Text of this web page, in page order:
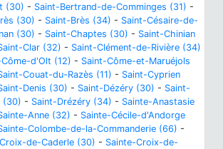
(30) - Saint-Bertrand-de-Comminges (31) -
(30) - Saint-Brès (34) - Saint-Césaire-de-
(30) - Saint-Chaptes (30) - Saint-Chinian
Clar (32) - Saint-Clément-de-Rivière (34)
d'Olt (12) - Saint-Côme-et-Maruéjols
Couat-du-Razès (11) - Saint-Cyprien
Denis (30) - Saint-Dézéry (30) - Saint-
(30) - Saint-Drézéry (34) - Sainte-Anastasie
Anne (32) - Sainte-Cécile-d'Andorge
Colombe-de-la-Commanderie (66) -
de-Caderle (30) - Sainte-Croix-de-